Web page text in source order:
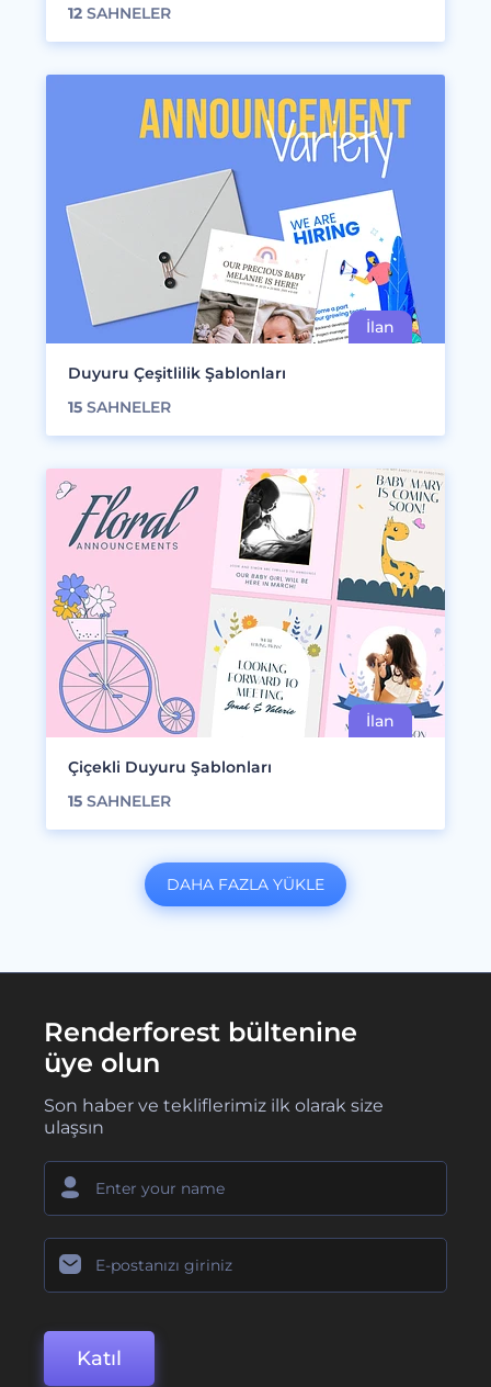
12 SAHNELER
Duyuru Çeşitlilik Şablonları
15 SAHNELER
Çiçekli Duyuru Şablonları
15 SAHNELER
DAHA FAZLA YÜKLE
Renderforest bültenine
üye olun
Son haber ve tekliflerimiz ilk olarak size
ulaşsın
Katıl